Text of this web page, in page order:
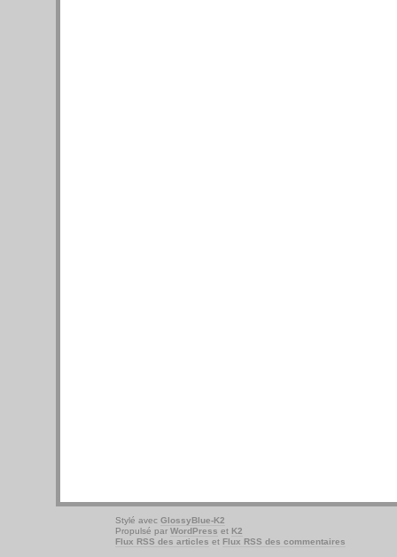
Stylé avec GlossyBlue-K2
Propulsé par WordPress et K2
Flux RSS des articles et Flux RSS des commentaires